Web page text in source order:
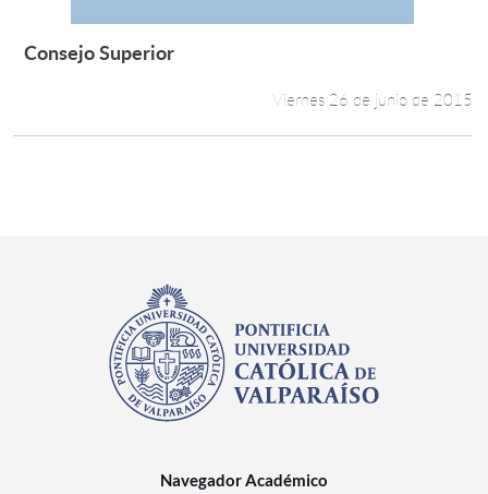
Consejo Superior
Viernes 26 de junio de 2015
Navegador Académico